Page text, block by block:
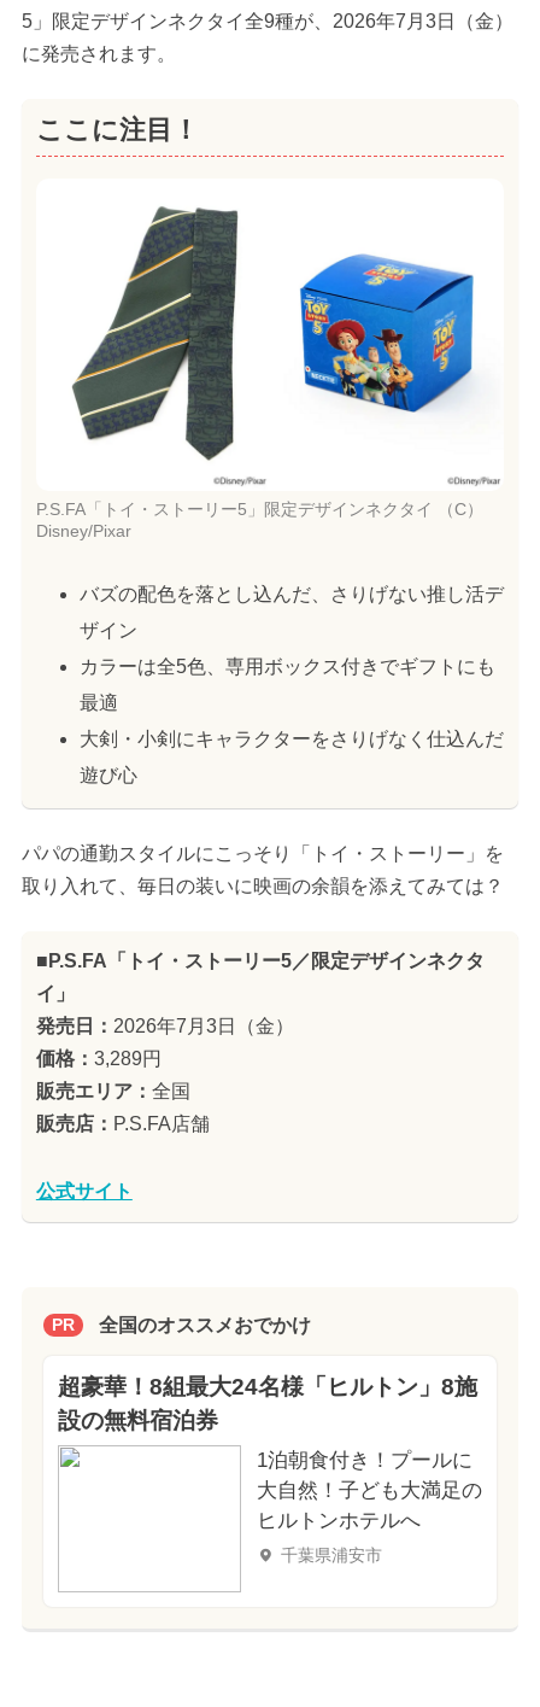
5」限定デザインネクタイ全9種が、2026年7月3日（金）
に発売されます。
ここに注目！
P.S.FA「トイ・ストーリー5」限定デザインネクタイ （C）
Disney/Pixar
バズの配色を落とし込んだ、さりげない推し活デ
ザイン
カラーは全5色、専用ボックス付きでギフトにも
最適
大剣・小剣にキャラクターをさりげなく仕込んだ
遊び心
パパの通勤スタイルにこっそり「トイ・ストーリー」を
取り入れて、毎日の装いに映画の余韻を添えてみては？
■P.S.FA「トイ・ストーリー5／限定デザインネクタ
イ」
発売日： 2026年7月3日（金）
価格： 3,289円
販売エリア： 全国
販売店： P.S.FA店舗
公式サイト
PR 全国のオススメおでかけ
超豪華！8組最大24名様「ヒルトン」8施
設の無料宿泊券
1泊朝食付き！プールに
大自然！子ども大満足の
ヒルトンホテルへ
千葉県浦安市